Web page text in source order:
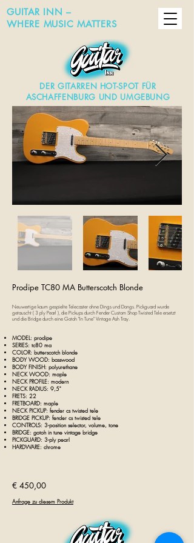
DER GITARREN HOT-SPOT FÜR
ASCHAFFENBURG UND UMGEBUNG
GUITAR INN –
WHERE MUSIC MATTERS
Prodipe TC80 MA Butterscotch Blonde
Neuwertige kaum gespielte Telecaster ohne Dings und Dongs. Pickguard wurde
getauscht ( 3 ply Pearl ), die Pickups durch Fender Custom Shop Twisted Tele ersetzt
und die Bridge durch eine Gotoh "In Tune" Vintage Ash Tray.
MODEL: prodipe
SERIES: tc80 ma
COLOR: butterscotch blonde
BODY WOOD: basswood
BODY FINISH: polyurethane
NECK WOOD: maple
NECK PROFILE: modern
NECK RADIUS: 9,5"
FRETS: 22
FRETBOARD: maple
NECK PICKUP: fender cs twisted tele
BRIDGE PICKUP: fender cs twisted tele
CONTROLS: 3-position selector, volume, tone
BRIDGE: gotoh in tune vintage bridge
PICKGUARD: 3-ply pearl
HARDWARE: chrome
€ 450,00
Anfrage zu diesem Produkt